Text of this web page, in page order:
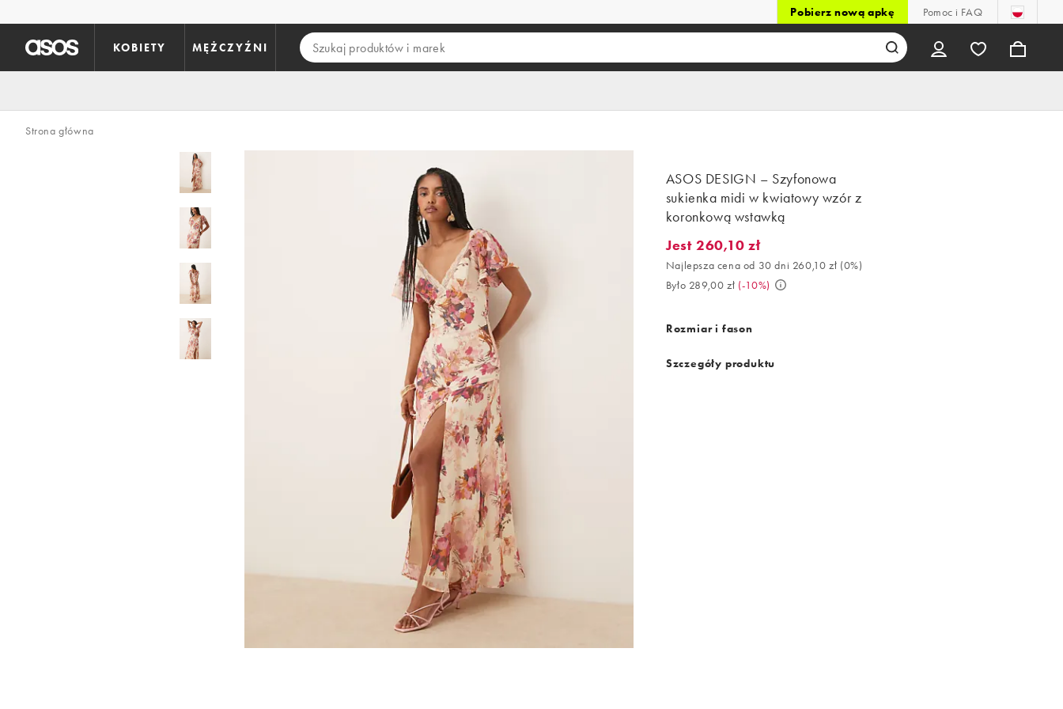
Pobierz nową apkę Pomoc i FAQ
KOBIETY MĘŻCZYŹNI
Strona główna
ASOS DESIGN – Szyfonowa
sukienka midi w kwiatowy wzór z
koronkową wstawką
Jest 260,10 zł. Najlepsza cena od 30 dni 260,10 zł (0%). Było 289,00 zł.
Jest 260,10 zł
Najlepsza cena od 30 dni 260,10 zł (0%)
Było 289,00 zł (-10%)
Rozmiar i fason
Szczegóły produktu